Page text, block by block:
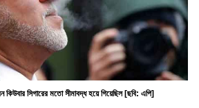
কিউবার সিগারের মতো সীমাবদ্ধ হয়ে গিয়েছিল [ছবি: এপি]